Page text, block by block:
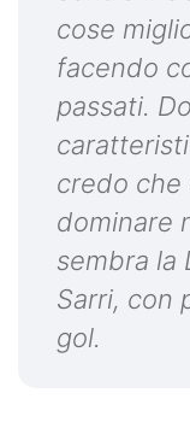
cose
facendo
passati.
credo che
dominare
sembra la
Sarri, con
gol.